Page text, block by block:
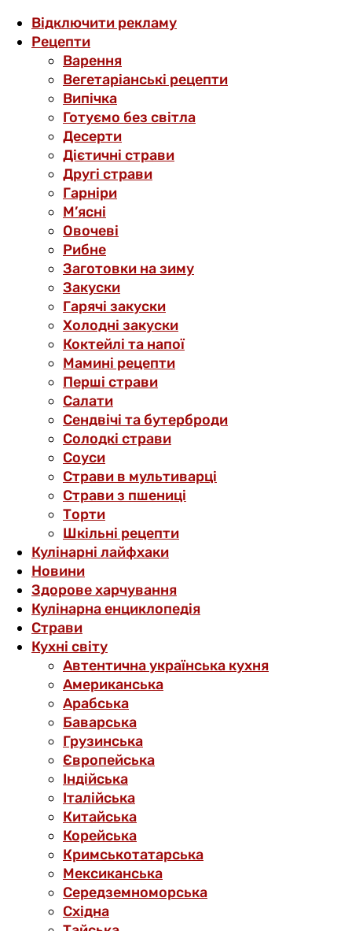
Відключити рекламу
Рецепти
Варення
Вегетаріанські рецепти
Випічка
Готуємо без світла
Десерти
Дієтичні страви
Другі страви
Гарніри
М’ясні
Овочеві
Рибне
Заготовки на зиму
Закуски
Гарячі закуски
Холодні закуски
Коктейлі та напої
Мамині рецепти
Перші страви
Салати
Сендвічі та бутерброди
Солодкі страви
Соуси
Страви в мультиварці
Страви з пшениці
Торти
Шкільні рецепти
Кулінарні лайфхаки
Новини
Здорове харчування
Кулінарна енциклопедія
Страви
Кухні світу
Автентична українська кухня
Американська
Арабська
Баварська
Грузинська
Європейська
Індійська
Італійська
Китайська
Корейська
Кримськотатарська
Мексиканська
Середземноморська
Східна